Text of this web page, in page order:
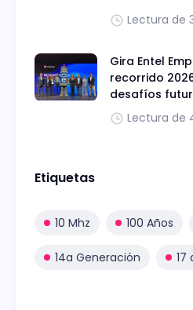
Lectura de
Gira Entel
recorrido
desafíos
Lectura de
Etiquetas
10 Mhz 100 Años
14a Generación 17